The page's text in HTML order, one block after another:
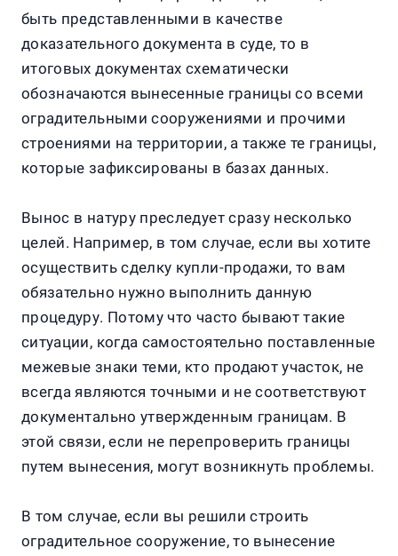
быть представленными в качестве
доказательного документа в суде, то в
итоговых документах схематически
обозначаются вынесенные границы со всеми
оградительными сооружениями и прочими
строениями на территории, а также те границы,
которые зафиксированы в базах данных.
Вынос в натуру преследует сразу несколько
целей. Например, в том случае, если вы хотите
осуществить сделку купли-продажи, то вам
обязательно нужно выполнить данную
процедуру. Потому что часто бывают такие
ситуации, когда самостоятельно поставленные
межевые знаки теми, кто продают участок, не
всегда являются точными и не соответствуют
документально утвержденным границам. В
этой связи, если не перепроверить границы
путем вынесения, могут возникнуть проблемы.
В том случае, если вы решили строить
оградительное сооружение, то вынесение